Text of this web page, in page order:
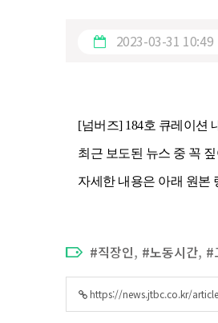
2023-03-31 10:49
[넘버즈] 184호 큐레이션
최근 보도된 뉴스 중 꼭
자세한 내용은 아래 원본
직장인, 노동시간,
https://news.jtbc.co.kr/